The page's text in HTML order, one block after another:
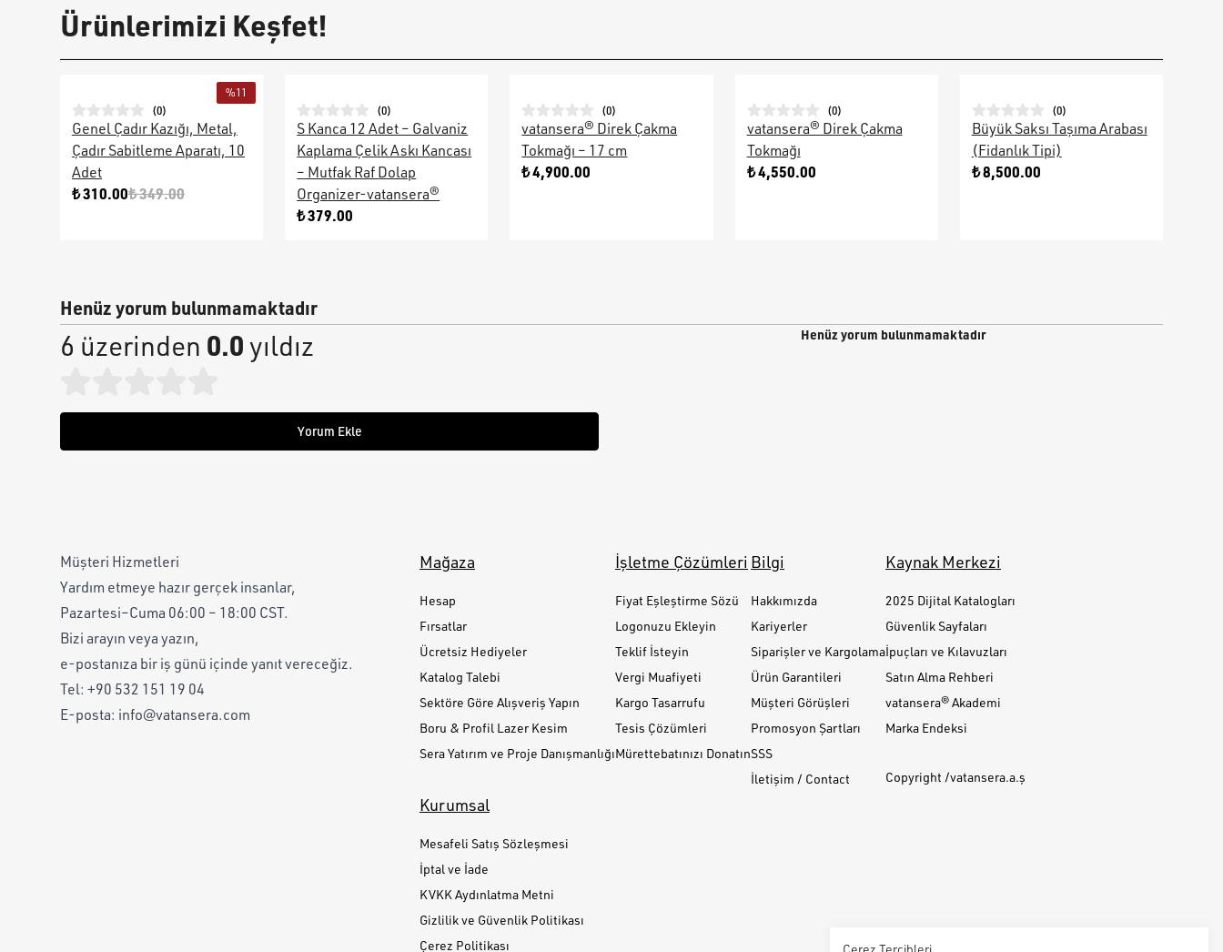
Çerez Tercihleri
Ürünlerimizi Keşfet!
%11
(0)
Genel Çadır Kazığı, Metal,
Çadır Sabitleme Aparatı, 10
Adet
₺ 310.00₺ 349.00
(0)
S Kanca 12 Adet – Galvaniz
Kaplama Çelik Askı Kancası
– Mutfak Raf Dolap
Organizer-vatansera®
₺ 379.00
(0)
vatansera® Direk Çakma
Tokmağı – 17 cm
₺ 4,900.00
(0)
vatansera® Direk Çakma
Tokmağı
₺ 4,550.00
(0)
Büyük Saksı Taşıma Arabası
(Fidanlık Tipi)
₺ 8,500.00
Henüz yorum bulunmamaktadır
6 üzerinden 0.0yıldız
Yorum Ekle
Henüz yorum bulunmamaktadır
Müşteri Hizmetleri
Yardım etmeye hazır gerçek insanlar,
Pazartesi–Cuma 06:00 – 18:00 CST.
Bizi arayın veya yazın,
e-postanıza bir iş günü içinde yanıt vereceğiz.
Tel: +90 532 151 19 04
E-posta: info@vatansera.com
Mağaza
Hesap
Fırsatlar
Ücretsiz Hediyeler
Katalog Talebi
Sektöre Göre Alışveriş Yapın
Boru & Profil Lazer Kesim
Sera Yatırım ve Proje Danışmanlığı
İşletme Çözümleri
Fiyat Eşleştirme Sözü
Logonuzu Ekleyin
Teklif İsteyin
Vergi Muafiyeti
Kargo Tasarrufu
Tesis Çözümleri
Mürettebatınızı Donatın
Bilgi
Hakkımızda
Kariyerler
Siparişler ve Kargolama
Ürün Garantileri
Müşteri Görüşleri
Promosyon Şartları
SSS
İletişim / Contact
Kaynak Merkezi
2025 Dijital Katalogları
Güvenlik Sayfaları
İpuçları ve Kılavuzları
Satın Alma Rehberi
vatansera® Akademi
Marka Endeksi
Copyright /vatansera.a.ş
Kurumsal
Mesafeli Satış Sözleşmesi
İptal ve İade
KVKK Aydınlatma Metni
Gizlilik ve Güvenlik Politikası
Çerez Politikası